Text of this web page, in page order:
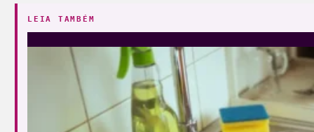
LEIA TAMBÉM